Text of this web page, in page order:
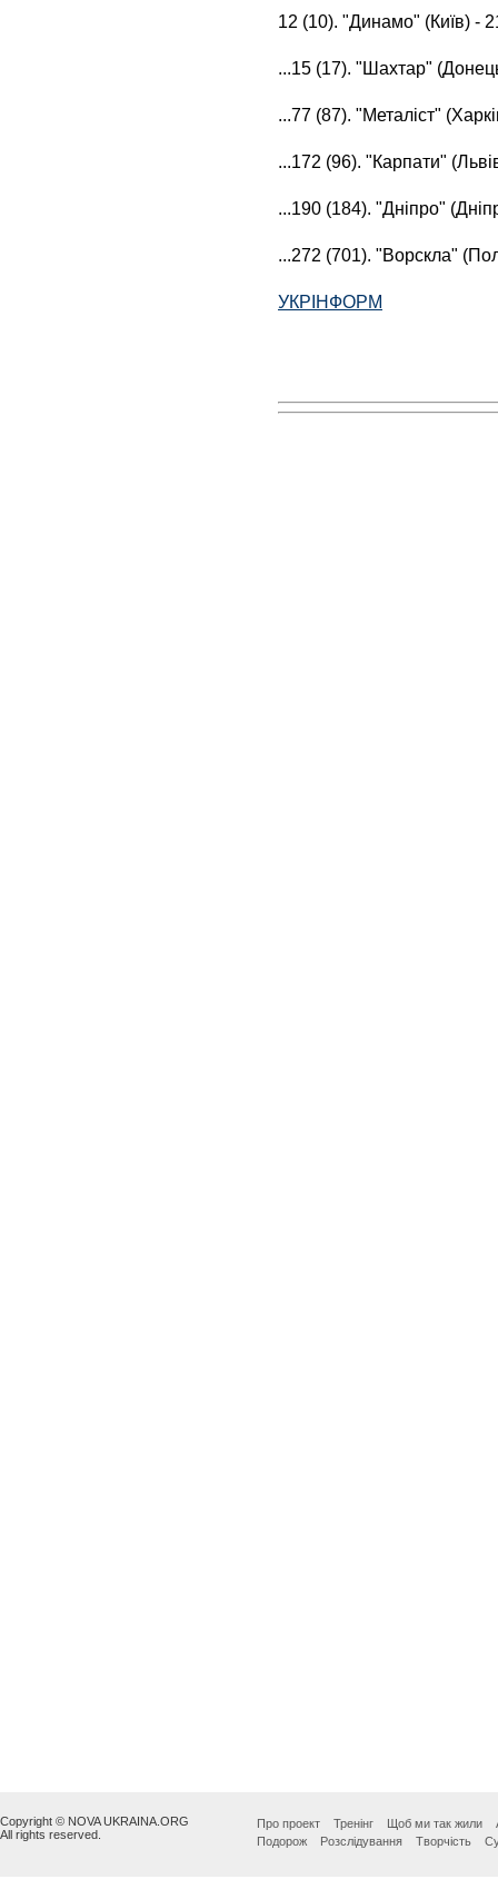
12 (10). "Динамо" (Київ) -
...15 (17). "Шахтар"
...77 (87). "Металіст"
...172 (96). "Карпати"
...190 (184). "Дніпро"
...272 (701). "Ворскла"
УКРІНФОРМ
Copyright © NOVA UKRAINA.ORG
All rights reserved.
Про проект Тренінг Щоб ми так жили
Подорож
Розслідування Творчість